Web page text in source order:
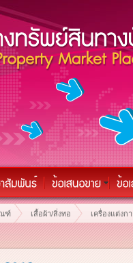
ฑ์ เสื้อผ้า/สิ่งทอ เครื่องแต่ง